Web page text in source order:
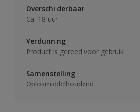
Overschilderbaar
Ca. 18 uur
Verdunning
Product is gereed voor gebruik
Samenstelling
Oplosmiddelhoudend